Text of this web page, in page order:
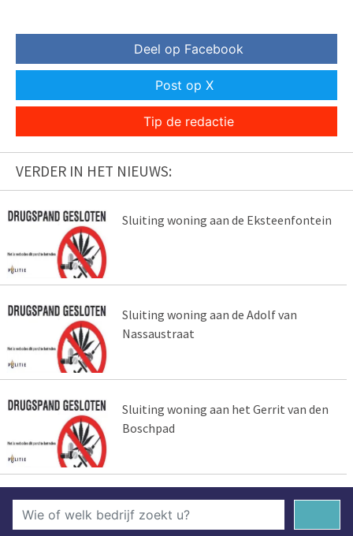
Deel op Facebook
Post op X
Tip de redactie
VERDER IN HET NIEUWS:
Sluiting woning aan de Eksteenfontein
Sluiting woning aan de Adolf van
Nassaustraat
Sluiting woning aan het Gerrit van den
Boschpad